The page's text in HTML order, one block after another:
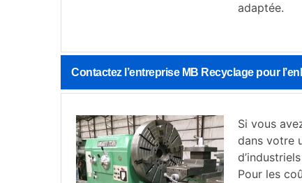
adaptée.
Contactez l’entreprise MB Recyclage pour
Si vous
dans votre
Pour les